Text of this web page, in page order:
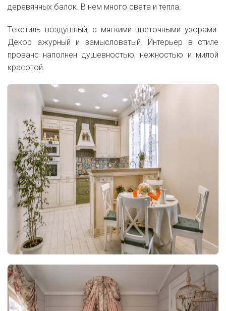
деревянных балок. В нем много света и тепла.
Текстиль воздушный, с мягкими цветочными узорами.
Декор ажурный и замысловатый. Интерьер в стиле
прованс наполнен душевностью, нежностью и милой
красотой.